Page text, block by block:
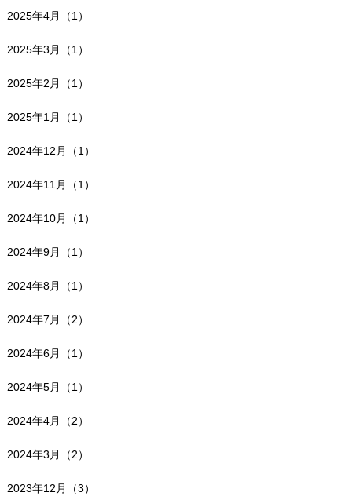
2025年4月（1）
2025年3月（1）
2025年2月（1）
2025年1月（1）
2024年12月（1）
2024年11月（1）
2024年10月（1）
2024年9月（1）
2024年8月（1）
2024年7月（2）
2024年6月（1）
2024年5月（1）
2024年4月（2）
2024年3月（2）
2023年12月（3）